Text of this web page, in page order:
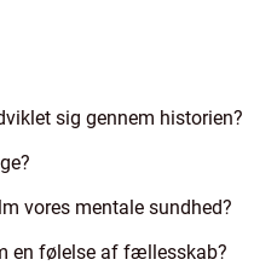
sig gennem historien?
vores mentale sundhed?
en følelse af fællesskab?